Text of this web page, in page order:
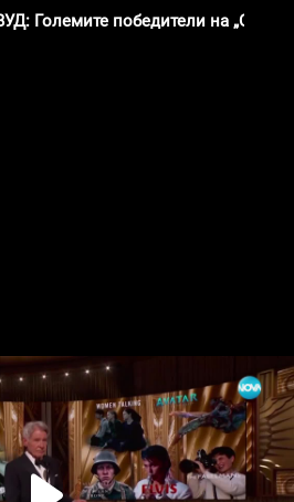
Големите победители на